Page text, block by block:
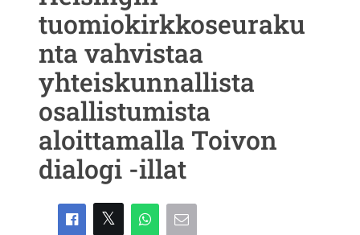
tuomiokirkkoseuraku
nta vahvistaa
yhteiskunnallista
osallistumista
aloittamalla Toivon
dialogi -illat